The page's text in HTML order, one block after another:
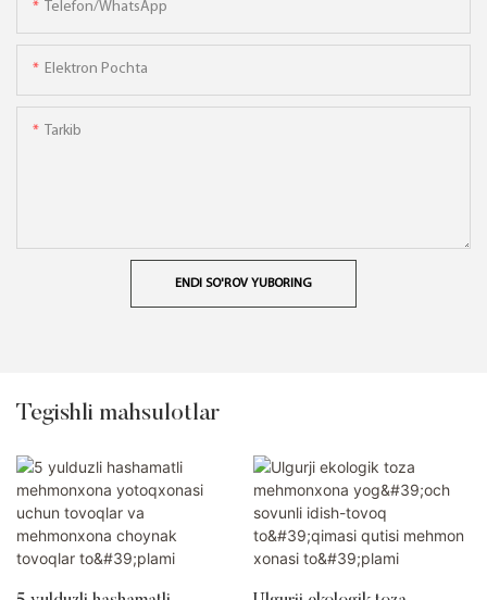
Telefon/WhatsApp
Elektron Pochta
Tarkib
ENDI SO'ROV YUBORING
Tegishli mahsulotlar